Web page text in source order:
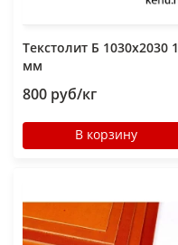
Текстолит Б 1030х2030 1
мм
800 руб/кг
В корзину